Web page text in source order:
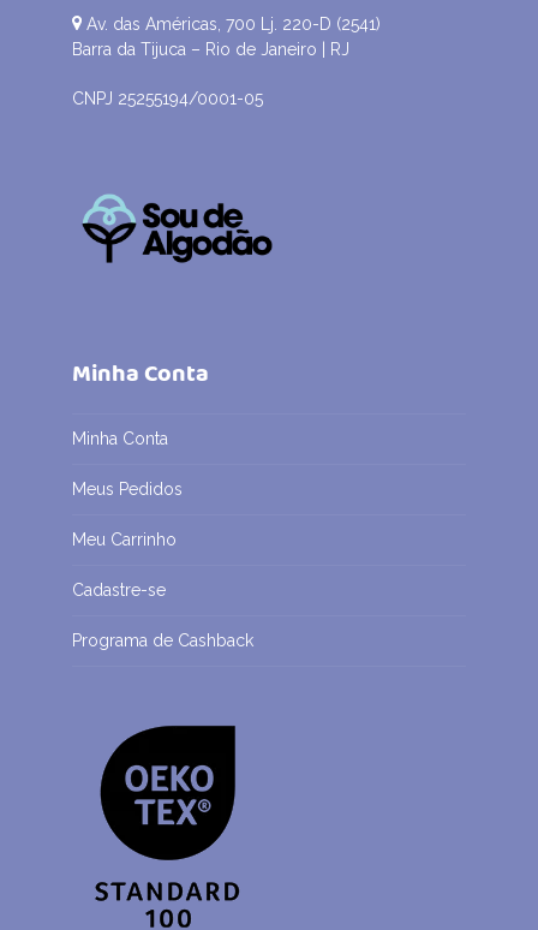
Av. das Américas, 700 Lj. 220-D (2541)
Barra da Tijuca – Rio de Janeiro | RJ
CNPJ 25255194/0001-05
Minha Conta
Minha Conta
Meus Pedidos
Meu Carrinho
Cadastre-se
Programa de Cashback